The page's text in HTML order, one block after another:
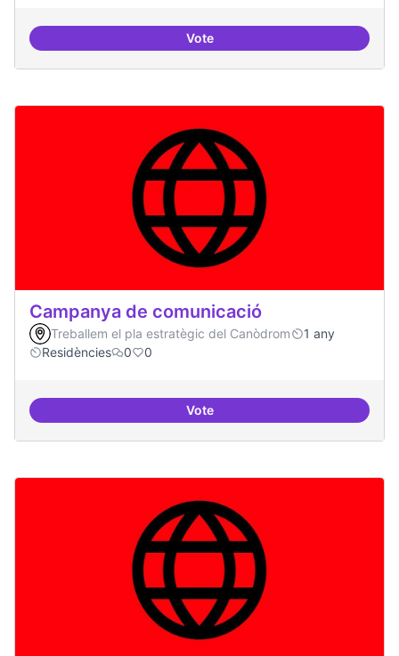
VoteRecerca + residències
Campanya de comunicació
Treballem el pla estratègic del Canòdrom
1 any
Residències
0 0
VoteCampanya de comunicació